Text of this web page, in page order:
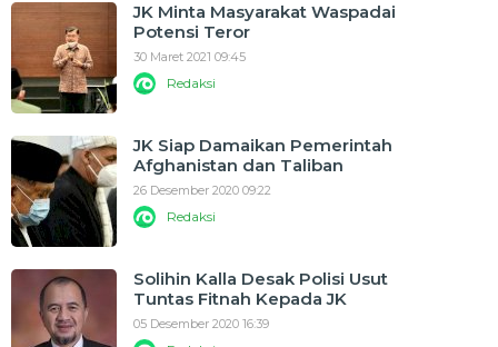
JK Minta Masyarakat Waspadai
Potensi Teror
30 Maret 2021 09:45
Redaksi
JK Siap Damaikan Pemerintah
Afghanistan dan Taliban
26 Desember 2020 09:22
Redaksi
Solihin Kalla Desak Polisi Usut
Tuntas Fitnah Kepada JK
05 Desember 2020 16:39